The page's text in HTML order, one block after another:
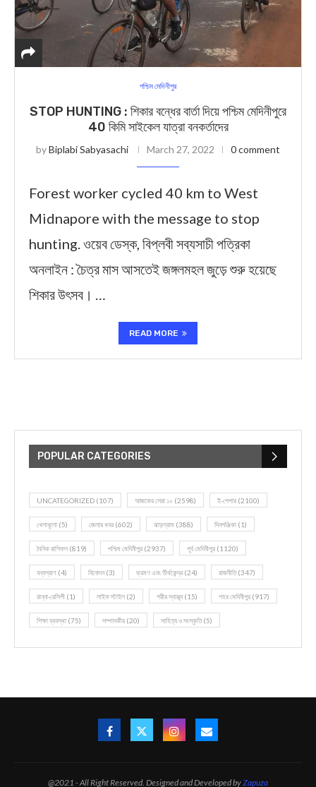
পশ্চিম মেদিনীপুর
STOP HUNTING : শিকার বন্ধের বার্তা দিয়ে পশ্চিম মেদিনীপুরে
40 কিমি সাইকেল যাত্রা বনকর্তাদের
byBiplabi Sabyasachi March 27, 2022 0 comment
Forest worker cycled 40 km to West
Midnapore with the message to stop
hunting. ওয়েব ডেস্ক, বিপ্লবী সব্যসাচী পত্রিকা
অনলাইন : চৈত্র মাস আসতেই জঙ্গলমহল জুড়ে শুরু হয়েছে
শিকার উৎসব। …
READ MORE
POPULAR CATEGORIES
UNCATEGORIZED (107) আজকের সেরা ১০ (2598) ই-পেপার (2100)
খেলাধূলো (5) জেলার খবর (602) ঝাড়গ্রাম (388) দিনপঞ্জিকা (1)
দৈনিক রাশিফল (819) পশ্চিম মেদিনীপুর (2937) পূর্ব মেদিনীপুর (1120)
বন্যপ্রাণ (4) বিনোদন(3) ভ্রমণ এবং তীর্থকেন্দ্র (24) রাজনীতি(347)
রান্না-রেসিপী (1) লাইফ স্টাইল (2) শরীর স্বাস্থ্য (15) শহর মেদিনীপুর (917)
শিক্ষা ব্যবস্থা (75) সম্পাদকীয় (20) সাহিত্য ও সংস্কৃতি(5)
@2021 - All Right Reserved. Designed and Developed byZapuza